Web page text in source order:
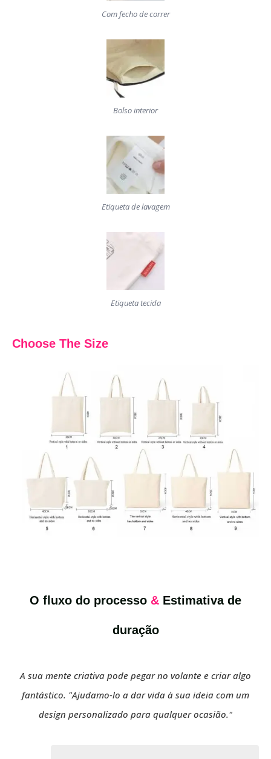
Com fecho de correr
Bolso interior
Etiqueta de lavagem
Etiqueta tecida
Choose The Size
O fluxo do processo & Estimativa de
duração
A sua mente criativa pode pegar no volante e criar algo
fantástico. "Ajudamo-lo a dar vida à sua ideia com um
design personalizado para qualquer ocasião."